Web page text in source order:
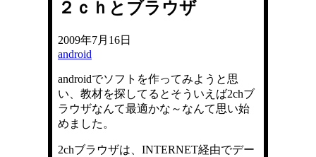
２ｃｈとブラウザ
2009年7月16日
android
androidでソフトを作ってみようと思
い、教材を探してるとそういえば2chブ
ラウザなんて最適かな～なんて思い始
めました。
2chブラウザは、INTERNET経由でデー